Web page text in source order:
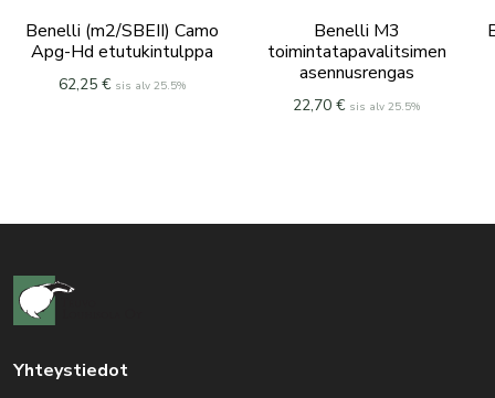
Benelli (m2/SBEII) Camo
Apg-Hd etutukintulppa
62,25 € sis alv 25.5%
Benelli M3
toimintatapavalitsimen
asennusrengas
22,70 € sis alv 25.5%
Yhteystiedot